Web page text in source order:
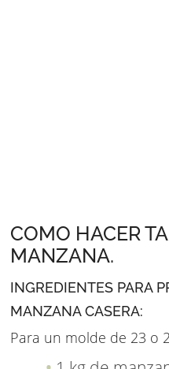
COMO HACER
MANZANA.
INGREDIENTES PARA
MANZANA CASERA:
Para un molde de 23 o